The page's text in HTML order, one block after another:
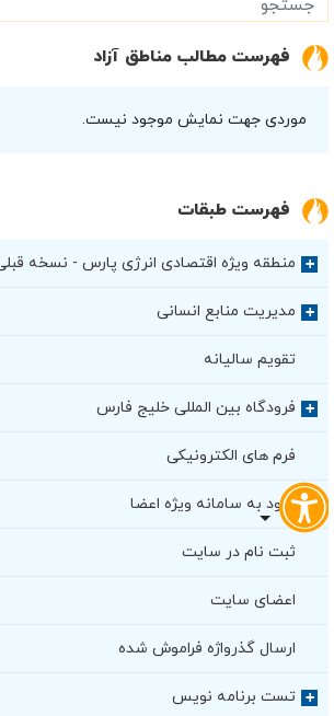
فهرست مطالب مناطق آزاد
موردی جهت نمایش موجود نیست.
فهرست طبقات
+ منطقه ویژه اقتصادی انرژی پارس - نسخه قبلی
+ مدیریت منابع انسانی
تقویم سالیانه
+ فرودگاه بین المللی خلیج فارس
فرم های الکترونیکی
ورود به سامانه ویژه اعضا
ثبت نام در سایت
اعضای سایت
ارسال گذرواژه فراموش شده
+ تست برنامه نویس